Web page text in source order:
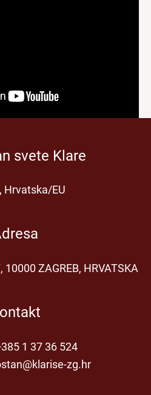
svete Klare
Hrvatska/EU
ZAGREB, HRVATSKA
1 37 36 524
zg.hr